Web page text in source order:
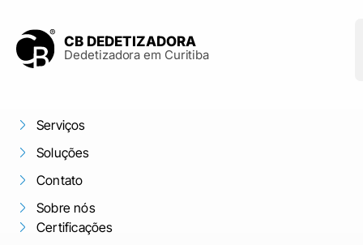
CB DEDETIZADORA
Dedetizadora em Curitiba
Serviços
Soluções
Contato
Sobre nós
Certificações